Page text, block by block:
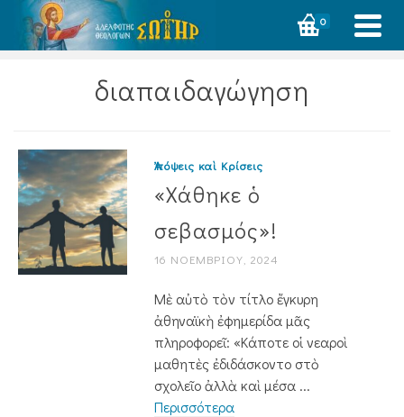
0
διαπαιδαγώγηση
Ἀπόψεις καὶ Κρίσεις
«Χάθηκε ὁ
σεβασμός»!
16 ΝΟΕΜΒΡΊΟΥ, 2024
Μὲ αὐτὸ τὸν τίτλο ἔγκυρη
ἀθηναϊκὴ ἐφημερίδα μᾶς
πληροφορεῖ: «Κάποτε οἱ νεαροὶ
μαθητὲς ἐδιδάσκον­το στὸ
σχολεῖο ἀλλὰ καὶ μέσα ...
Περισσότερα